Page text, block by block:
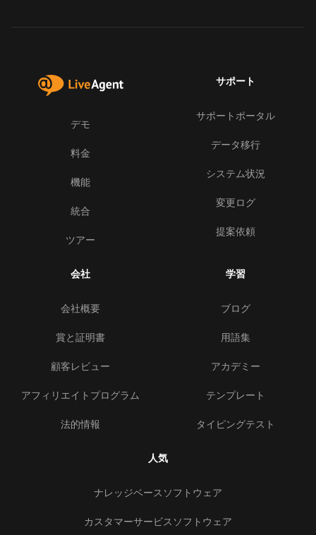
デモ
料金
機能
統合
ツアー
サポート
サポートポータル
データ移行
システム状況
変更ログ
提案依頼
会社
会社概要
賞と証明書
顧客レビュー
アフィリエイトプログラム
法的情報
学習
ブログ
用語集
アカデミー
テンプレート
タイピングテスト
人気
ナレッジベースソフトウェア
カスタマーサービスソフトウェア